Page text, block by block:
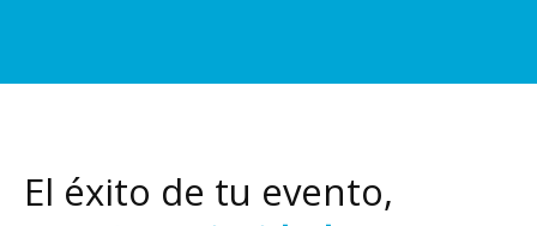
El éxito de tu evento,